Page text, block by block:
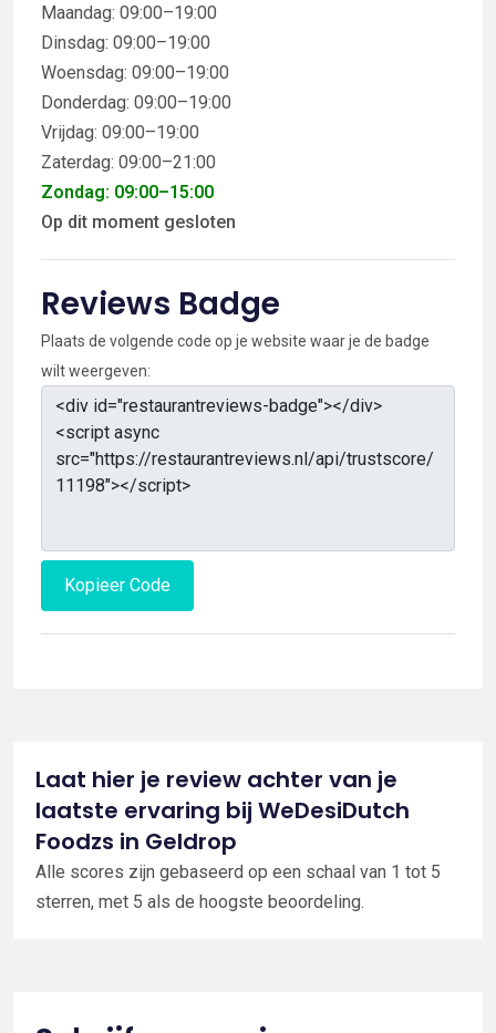
Maandag: 09:00–19:00
Dinsdag: 09:00–19:00
Woensdag: 09:00–19:00
Donderdag: 09:00–19:00
Vrijdag: 09:00–19:00
Zaterdag: 09:00–21:00
Zondag: 09:00–15:00
Op dit moment gesloten
Reviews Badge
Plaats de volgende code op je website waar je de badge
wilt weergeven:
Kopieer Code
Laat hier je review achter van je
laatste ervaring bij WeDesiDutch
Foodzs in Geldrop
Alle scores zijn gebaseerd op een schaal van 1 tot 5
sterren, met 5 als de hoogste beoordeling.